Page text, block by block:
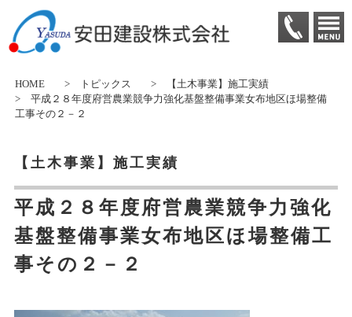
HOME > トピックス >
【土木事業】施工実績
> 平成２８年度府営農業競争力強化基盤整備事業女布地区ほ場整備
工事その２－２
【土木事業】施工実績
平成２８年度府営農業競争力強化
基盤整備事業女布地区ほ場整備工
事その２－２